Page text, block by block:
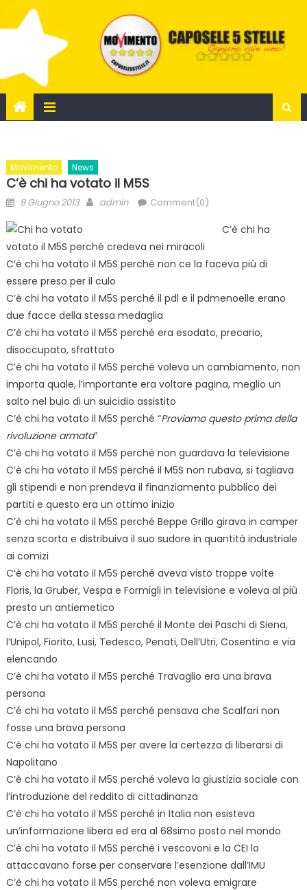
to
MoVimento News
C’è chi ha votato il M5S
Posted
9 Giugno 2013 Author
admin Comment(0)
C’è chi ha
votato il M5S perché credeva nei miracoli
C’è chi ha votato il M5S perché non ce la faceva più di
essere preso per il culo
C’è chi ha votato il M5S perché il pdl e il pdmenoelle erano
due facce della stessa medaglia
C’è chi ha votato il M5S perché era esodato, precario,
disoccupato, sfrattato
C’è chi ha votato il M5S perché voleva un cambiamento, non
importa quale, l’importante era voltare pagina, meglio un
salto nel buio di un suicidio assistito
C’è chi ha votato il M5S perché “Proviamo questo prima della
rivoluzione armata”
C’è chi ha votato il M5S perché non guardava la televisione
C’è chi ha votato il M5S perché il M5S non rubava, si tagliava
gli stipendi e non prendeva il finanziamento pubblico dei
partiti e questo era un ottimo inizio
C’è chi ha votato il M5S perché Beppe Grillo girava in camper
senza scorta e distribuiva il suo sudore in quantità industriale
ai comizi
C’è chi ha votato il M5S perché aveva visto troppe volte
Floris, la Gruber, Vespa e Formigli in televisione e voleva al più
presto un antiemetico
C’è chi ha votato il M5S perché il Monte dei Paschi di Siena,
l’Unipol, Fiorito, Lusi, Tedesco, Penati, Dell’Utri, Cosentino e via
elencando
C’è chi ha votato il M5S perché Travaglio era una brava
persona
C’é chi ha votato il M5S perché pensava che Scalfari non
fosse una brava persona
C’è chi ha votato il M5S per avere la certezza di liberarsi di
Napolitano
C’è chi ha votato il M5S perché voleva la giustizia sociale con
l’introduzione del reddito di cittadinanza
C’è chi ha votato il M5S perché in Italia non esisteva
un’informazione libera ed era al 68simo posto nel mondo
C’è chi ha votato il M5S perché i vescovoni e la CEI lo
attaccavano forse per conservare l’esenzione dall’IMU
C’è chi ha votato il M5S perché non voleva emigrare